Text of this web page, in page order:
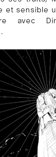
et sensible
avec